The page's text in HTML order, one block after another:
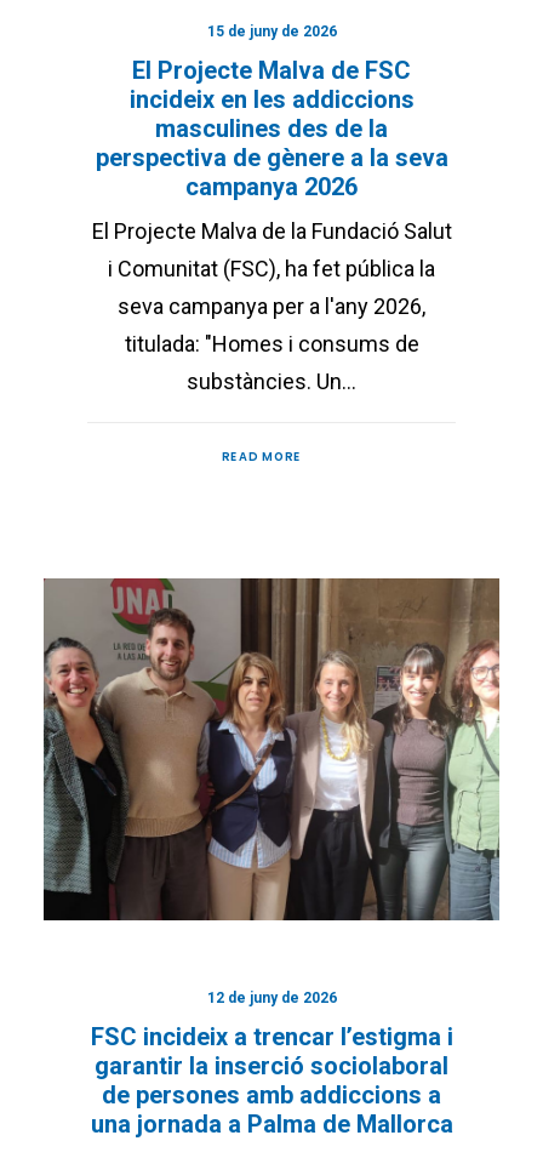
15 de juny de 2026
El Projecte Malva de FSC
incideix en les addiccions
masculines des de la
perspectiva de gènere a la seva
campanya 2026
El Projecte Malva de la Fundació Salut
i Comunitat (FSC), ha fet pública la
seva campanya per a l'any 2026,
titulada: "Homes i consums de
substàncies. Un…
READ MORE
12 de juny de 2026
FSC incideix a trencar l’estigma i
garantir la inserció sociolaboral
de persones amb addiccions a
una jornada a Palma de Mallorca